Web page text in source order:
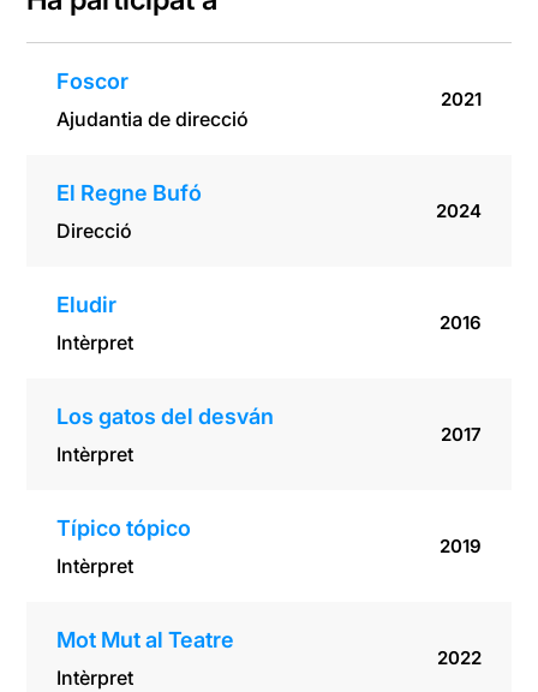
Foscor
Ajudantia de direcció
2021
El Regne Bufó
Direcció
2024
Eludir
Intèrpret
2016
Los gatos del desván
Intèrpret
2017
Típico tópico
Intèrpret
2019
Mot Mut al Teatre
Intèrpret
2022